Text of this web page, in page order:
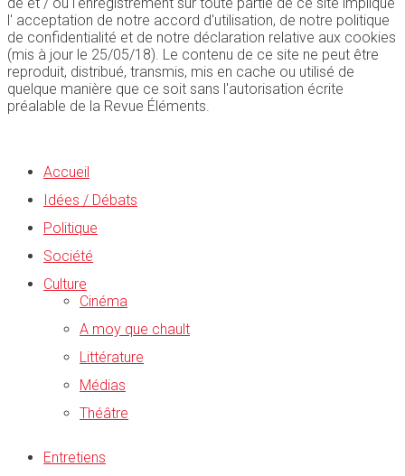
l' acceptation de notre accord d'utilisation, de notre politique
de confidentialité et de notre déclaration relative aux cookies
(mis à jour le 25/05/18). Le contenu de ce site ne peut être
reproduit, distribué, transmis, mis en cache ou utilisé de
quelque manière que ce soit sans l'autorisation écrite
préalable de la Revue Éléments.
Accueil
Idées / Débats
Politique
Société
Culture
Cinéma
A moy que chault
Littérature
Médias
Théâtre
Entretiens